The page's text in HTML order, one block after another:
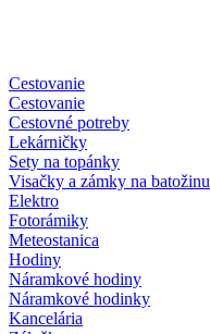
Cestovanie
Cestovanie
Cestovné potreby
Lekárničky
Sety na topánky
Visačky a zámky na batožinu
Elektro
Fotorámiky
Meteostanica
Hodiny
Náramkové hodiny
Náramkové hodinky
Kancelária